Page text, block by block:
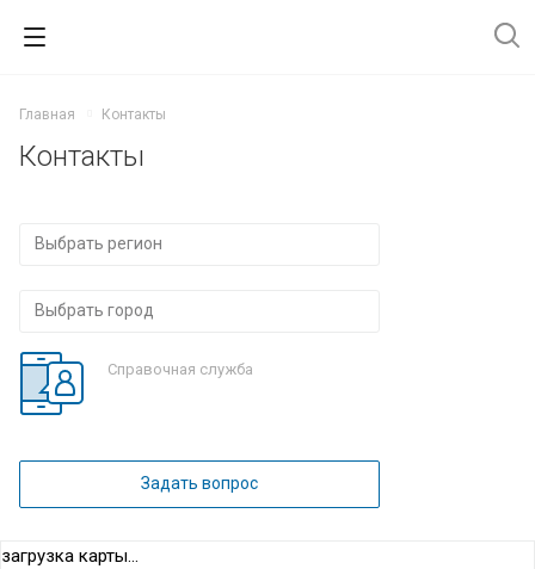
Главная Контакты
Контакты
Справочная служба
Задать вопрос
загрузка карты...